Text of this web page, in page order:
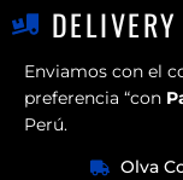
DELIVERY
Enviamos con el
preferencia “con
Perú.
Olva